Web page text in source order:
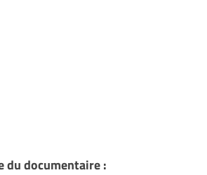
du documentaire :